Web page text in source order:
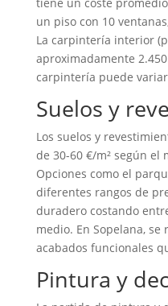
un piso con 10
La carpintería interior
aproximadamente
carpintería puede
Suelos y
Los suelos y
de 30-60 €/m² según el
Opciones como el
diferentes rangos de
duradero costando
medio. En Sopelana,
acabados funcionales
Pintura y